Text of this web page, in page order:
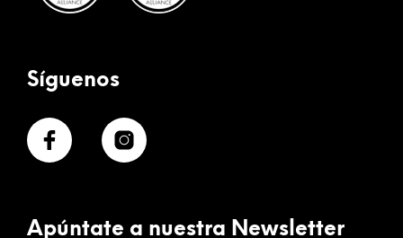
Síguenos
Apúntate a nuestra Newsletter